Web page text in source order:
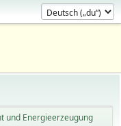
und Energieerzeugung